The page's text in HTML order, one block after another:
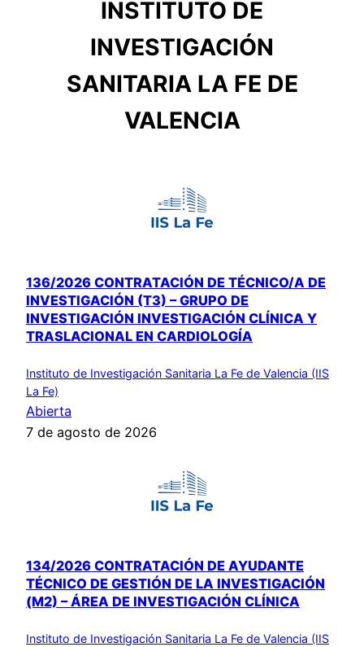
INSTITUTO DE
INVESTIGACIÓN
SANITARIA LA FE DE
VALENCIA
136/2026 CONTRATACIÓN DE TÉCNICO/A DE
INVESTIGACIÓN (T3) – GRUPO DE
INVESTIGACIÓN INVESTIGACIÓN CLÍNICA Y
TRASLACIONAL EN CARDIOLOGÍA
Instituto de Investigación Sanitaria La Fe de Valencia (IIS
La Fe)
Abierta
7 de agosto de 2026
134/2026 CONTRATACIÓN DE AYUDANTE
TÉCNICO DE GESTIÓN DE LA INVESTIGACIÓN
(M2) – ÁREA DE INVESTIGACIÓN CLÍNICA
Instituto de Investigación Sanitaria La Fe de Valencia (IIS